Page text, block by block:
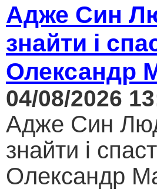
Адже Син
знайти і
Олександр
04/08/2026
Адже Син
знайти і
Олександр